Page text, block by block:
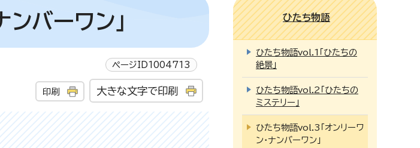
バーワン」
ページID1004713
印刷 大きな文字で印刷
ひたち物語
ひたち物語vol.1「ひたちの
絶景」
ひたち物語vol.2「ひたちの
ミステリー」
ひたち物語vol.3「オンリーワ
ン・ナンバーワン」